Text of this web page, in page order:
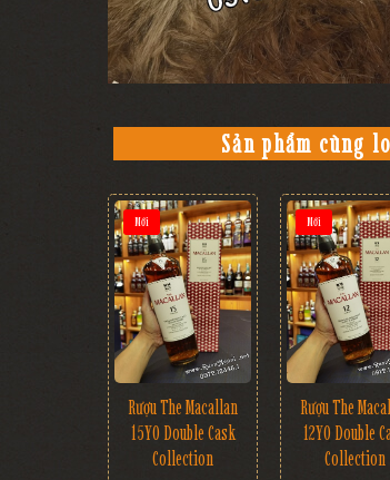
Sản phẩm cùng
Mới
Rượu The Macallan
15YO Double Cask
Collection
Mới
Rượu The
12YO Double
Collection